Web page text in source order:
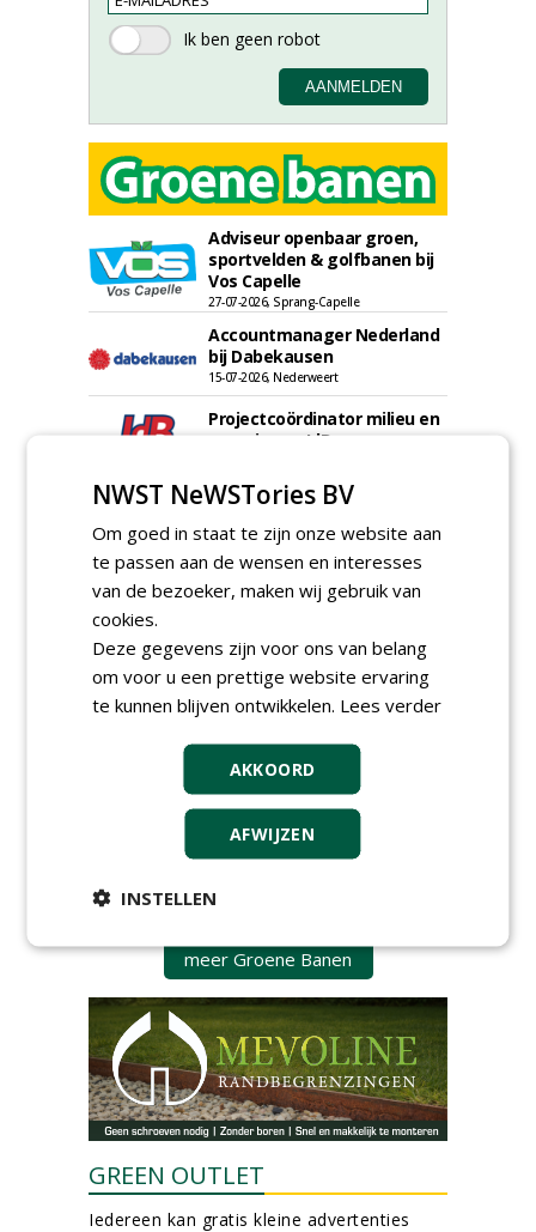
Adviseur openbaar groen,
sportvelden & golfbanen bij
Vos Capelle
27-07-2026, Sprang-Capelle
Accountmanager Nederland
bij Dabekausen
15-07-2026, Nederweert
Projectcoördinator milieu en
saneringen JdB groep
Werkvoorbereider /
calculator Groendaken bij
Wallaard
30-06-2026, Noordeloos
European Tree Worker bij
30-06-2026, 80 km rond Noordeloos
Meewerkend Voorman Groen
bij Wallaard
Werkvoorbereider
groenbeheer (32-40 uur per
week) bij SmitsRinsma
24-06-2026, Zutphen en op project locatie
Ervaren werkvoorbereider
24-06-2026, Zutphen
meer Groene Banen
GREEN OUTLET
Iedereen kan gratis kleine advertenties
NWST NeWSTories BV
Om goed in staat te zijn onze website aan
te passen aan de wensen en interesses
van de bezoeker, maken wij gebruik van
cookies.
Deze gegevens zijn voor ons van belang
om voor u een prettige website ervaring
te kunnen blijven ontwikkelen. Lees verder
AKKOORD
AFWIJZEN
INSTELLEN